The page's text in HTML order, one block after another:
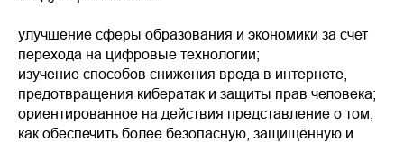
улучшение сферы образования и экономики за счет
перехода на цифровые технологии;
изучение способов снижения вреда в интернете,
предотвращения кибератак и защиты прав человека;
ориентированное на действия представление о том,
как обеспечить более безопасную, защищённую и